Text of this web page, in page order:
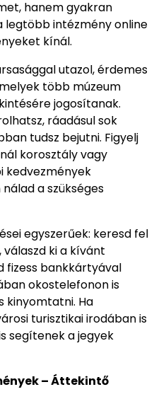
hanem gyakran
legtöbb intézmény online
kínál.
utazol, érdemes
több múzeum
jogosítanak.
ráadásul sok
tudsz bejutni. Figyelj
korosztály vagy
kedvezmények
a szükséges
egyszerűek: keresd fel
ki a kívánt
fizess bankkártyával
okostelefonon is
kinyomtatni. Ha
turisztikai irodában is
segítenek a jegyek
– Áttekintő